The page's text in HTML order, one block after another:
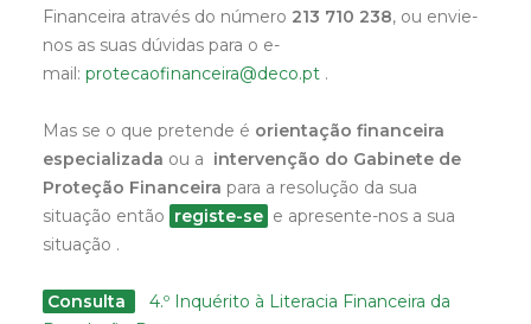
Financeira através do número 213 710 238, ou envie-
nos as suas dúvidas para o e-
mail: protecaofinanceira@deco.pt .
Mas se o que pretende é orientação financeira
especializada ou a intervenção do Gabinete de
Proteção Financeira para a resolução da sua
situação então registe-se e apresente-nos a sua
situação .
Consulta
4.º Inquérito à Literacia Financeira da